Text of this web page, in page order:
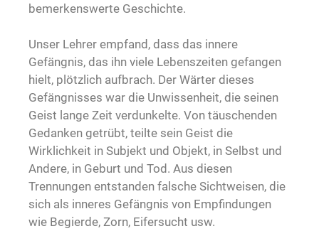
bemerkenswerte Geschichte.
Unser Lehrer empfand, dass das innere
Gefängnis, das ihn viele Lebenszeiten gefangen
hielt, plötzlich aufbrach. Der Wärter dieses
Gefängnisses war die Unwissenheit, die seinen
Geist lange Zeit verdunkelte. Von täuschenden
Gedanken getrübt, teilte sein Geist die
Wirklichkeit in Subjekt und Objekt, in Selbst und
Andere, in Geburt und Tod. Aus diesen
Trennungen entstanden falsche Sichtweisen, die
sich als inneres Gefängnis von Empfindungen
wie Begierde, Zorn, Eifersucht usw.